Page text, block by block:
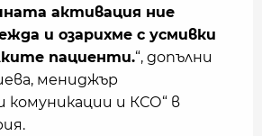
активация ние
и озарихме с усмивки
пациенти.“, допълни
мениджър
комуникации и КСО“ в